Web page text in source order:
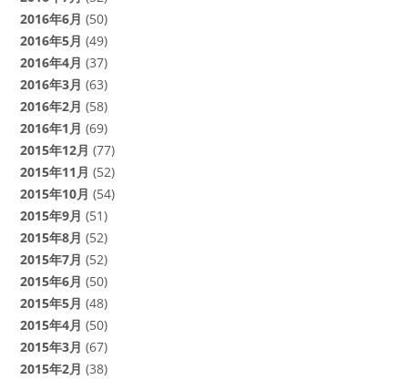
2016年6月 (50)
2016年5月 (49)
2016年4月 (37)
2016年3月 (63)
2016年2月 (58)
2016年1月 (69)
2015年12月 (77)
2015年11月 (52)
2015年10月 (54)
2015年9月 (51)
2015年8月 (52)
2015年7月 (52)
2015年6月 (50)
2015年5月 (48)
2015年4月 (50)
2015年3月 (67)
2015年2月 (38)